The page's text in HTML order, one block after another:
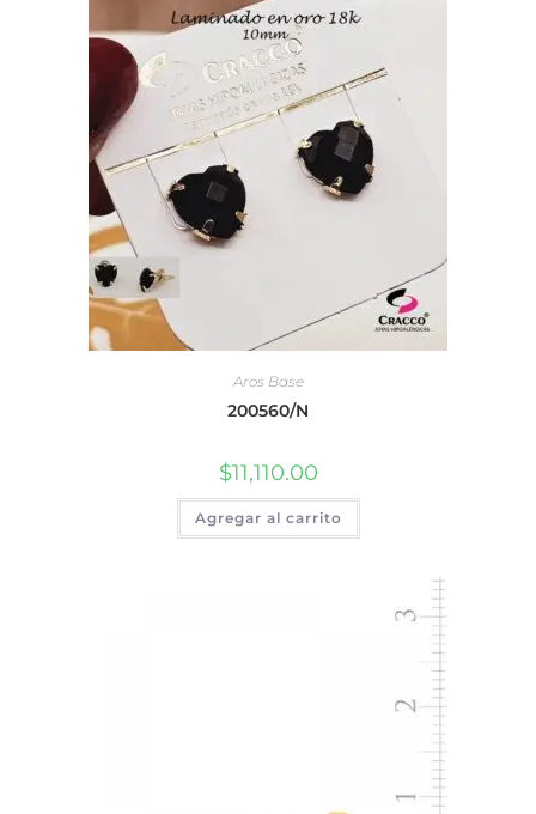
Aros Base
200560/N
$11,110.00
Agregar al carrito